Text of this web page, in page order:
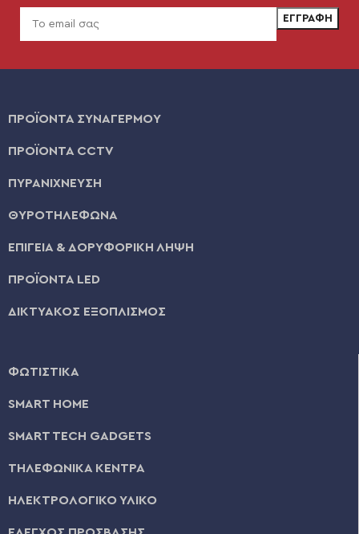
ΠΡΟΪΟΝΤΑ ΣΥΝΑΓΕΡΜΟΥ
ΠΡΟΪΟΝΤΑ CCTV
ΠΥΡΑΝΙΧΝΕΥΣΗ
ΘΥΡΟΤΗΛΕΦΩΝΑ
ΕΠΙΓΕΙΑ & ΔΟΡΥΦΟΡΙΚΗ ΛΗΨΗ
ΠΡΟΪΟΝΤΑ LED
ΔΙΚΤΥΑΚΟΣ ΕΞΟΠΛΙΣΜΟΣ
ΦΩΤΙΣΤΙΚΑ
SMART HOME
SMART TECH GADGETS
ΤΗΛΕΦΩΝΙΚΑ ΚΕΝΤΡΑ
ΗΛΕΚΤΡΟΛΟΓΙΚΟ ΥΛΙΚΟ